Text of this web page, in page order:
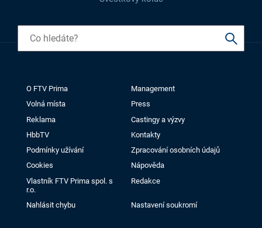
O FTV Prima
Management
Volná místa
Press
Reklama
Castingy a výzvy
HbbTV
Kontakty
Podmínky užívání
Zpracování osobních údajů
Cookies
Nápověda
Vlastník FTV Prima spol. s
r.o.
Redakce
Nahlásit chybu Nastavení soukromí